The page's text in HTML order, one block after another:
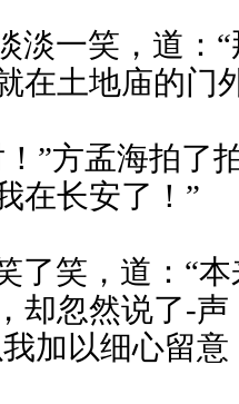
淡一笑，道：
在土地庙的门
”方孟海拍了
在长安了！”
了笑，道：“
却忽然说了-
加以细心留